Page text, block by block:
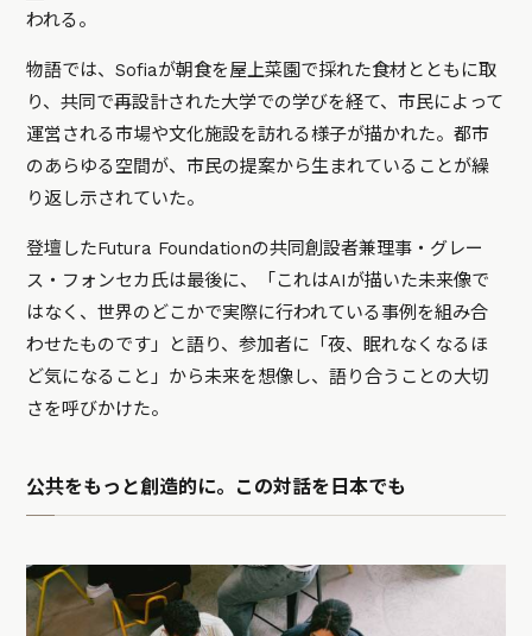
われる。
物語では、Sofiaが朝食を屋上菜園で採れた食材とともに取
り、共同で再設計された大学での学びを経て、市民によって
運営される市場や文化施設を訪れる様子が描かれた。都市
のあらゆる空間が、市民の提案から生まれていることが繰
り返し示されていた。
登壇したFutura Foundationの共同創設者兼理事・グレー
ス・フォンセカ氏は最後に、「これはAIが描いた未来像で
はなく、世界のどこかで実際に行われている事例を組み合
わせたものです」と語り、参加者に「夜、眠れなくなるほ
ど気になること」から未来を想像し、語り合うことの大切
さを呼びかけた。
公共をもっと創造的に。この対話を日本でも